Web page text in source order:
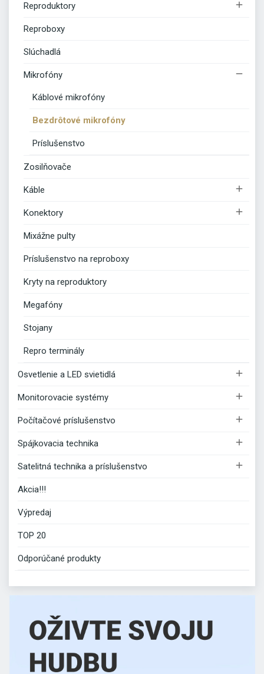
Reproduktory 
Reproboxy
Slúchadlá
Mikrofóny 
Káblové mikrofóny
Bezdrôtové mikrofóny
Príslušenstvo
Zosilňovače
Káble 
Konektory 
Mixážne pulty
Príslušenstvo na reproboxy
Kryty na reproduktory
Megafóny
Stojany
Repro terminály
Osvetlenie a LED svietidlá 
Monitorovacie systémy 
Počítačové príslušenstvo 
Spájkovacia technika 
Satelitná technika a príslušenstvo 
Akcia!!!
Výpredaj
TOP 20
Odporúčané produkty